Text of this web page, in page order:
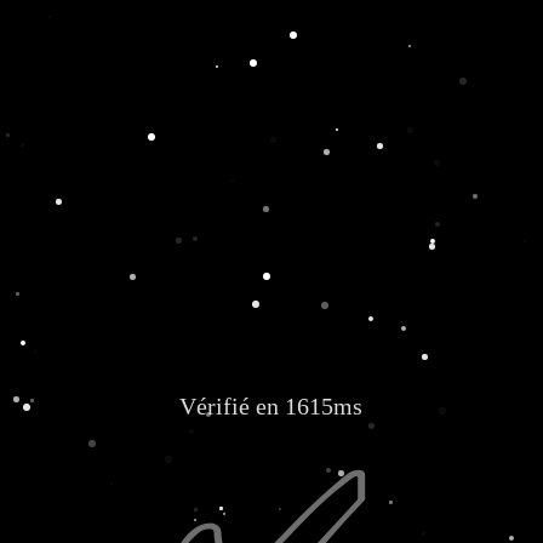
Vérifié en 1615ms